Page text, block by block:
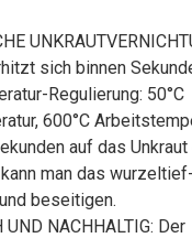
sich binnen
Regulierung: 50°C
600°C
auf das
kann man das
beseitigen.
UND NACHHALTIG: Der